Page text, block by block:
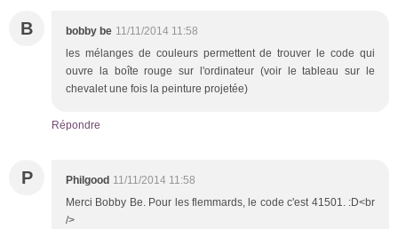
B bobby be 11/11/2014 11:58
les mélanges de couleurs permettent de trouver le code qui
ouvre la boîte rouge sur l'ordinateur (voir le tableau sur le
chevalet une fois la peinture projetée)
Répondre
P Philgood 11/11/2014 11:58
Merci Bobby Be. Pour les flemmards, le code c'est 41501. :D<br
/>